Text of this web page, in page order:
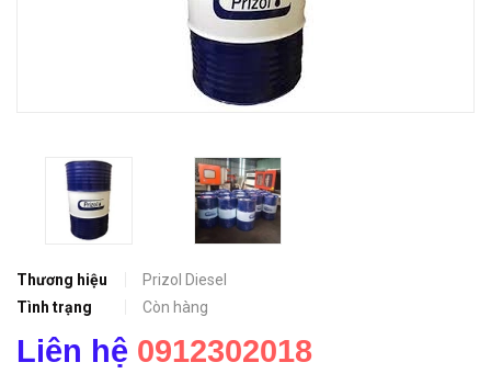
Thương hiệu
Prizol Diesel
Tình trạng
Còn hàng
Liên hệ 0912302018